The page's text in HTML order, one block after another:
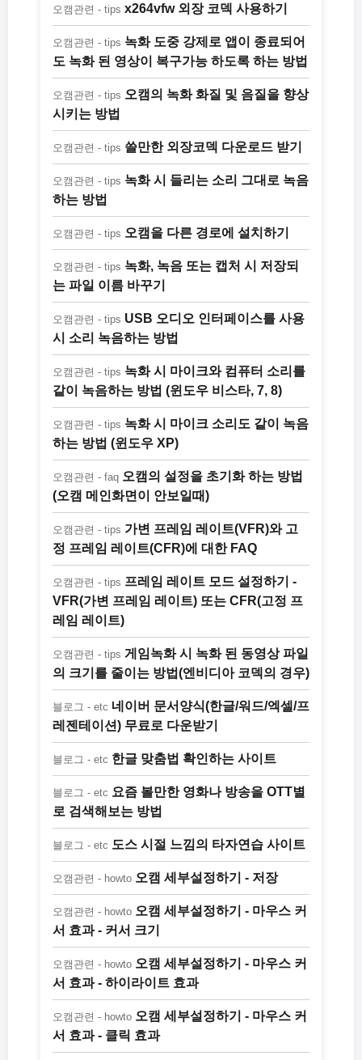
오캠관련 - tips x264vfw 외장 코덱 사용하기
오캠관련 - tips 녹화 도중 강제로 앱이 종료되어
도 녹화 된 영상이 복구가능 하도록 하는 방법
오캠관련 - tips 오캠의 녹화 화질 및 음질을 향상
시키는 방법
오캠관련 - tips 쓸만한 외장코덱 다운로드 받기
오캠관련 - tips 녹화 시 들리는 소리 그대로 녹음
하는 방법
오캠관련 - tips 오캠을 다른 경로에 설치하기
오캠관련 - tips 녹화, 녹음 또는 캡처 시 저장되
는 파일 이름 바꾸기
오캠관련 - tips USB 오디오 인터페이스를 사용
시 소리 녹음하는 방법
오캠관련 - tips 녹화 시 마이크와 컴퓨터 소리를
같이 녹음하는 방법 (윈도우 비스타, 7, 8)
오캠관련 - tips 녹화 시 마이크 소리도 같이 녹음
하는 방법 (윈도우 XP)
오캠관련 - faq 오캠의 설정을 초기화 하는 방법
(오캠 메인화면이 안보일때)
오캠관련 - tips 가변 프레임 레이트(VFR)와 고
정 프레임 레이트(CFR)에 대한 FAQ
오캠관련 - tips 프레임 레이트 모드 설정하기 -
VFR(가변 프레임 레이트) 또는 CFR(고정 프
레임 레이트)
오캠관련 - tips 게임녹화 시 녹화 된 동영상 파일
의 크기를 줄이는 방법(엔비디아 코덱의 경우)
블로그 - etc 네이버 문서양식(한글/워드/엑셀/프
레젠테이션) 무료로 다운받기
블로그 - etc 한글 맞춤법 확인하는 사이트
블로그 - etc 요즘 볼만한 영화나 방송을 OTT별
로 검색해보는 방법
블로그 - etc 도스 시절 느낌의 타자연습 사이트
오캠관련 - howto 오캠 세부설정하기 - 저장
오캠관련 - howto 오캠 세부설정하기 - 마우스 커
서 효과 - 커서 크기
오캠관련 - howto 오캠 세부설정하기 - 마우스 커
서 효과 - 하이라이트 효과
오캠관련 - howto 오캠 세부설정하기 - 마우스 커
서 효과 - 클릭 효과